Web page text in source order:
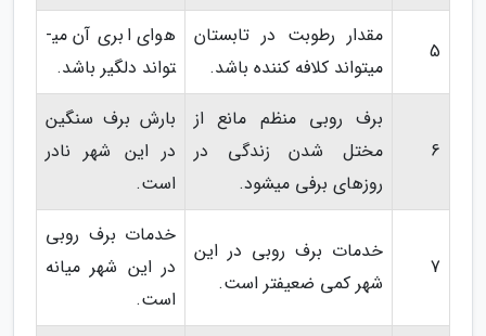
5
مقدار رطوبت در تابستان
می­تواند کلافه کننده باشد.
هوای ابری آن می­
تواند دلگیر باشد.
6
برف روبی منظم مانع از
مختل شدن زندگی در
روزهای برفی می­شود.
بارش برف سنگین
در این شهر نادر
است.
7
خدمات برف روبی در این
شهر کمی ضعیف­تر است.
خدمات برف روبی
در این شهر میانه
است.